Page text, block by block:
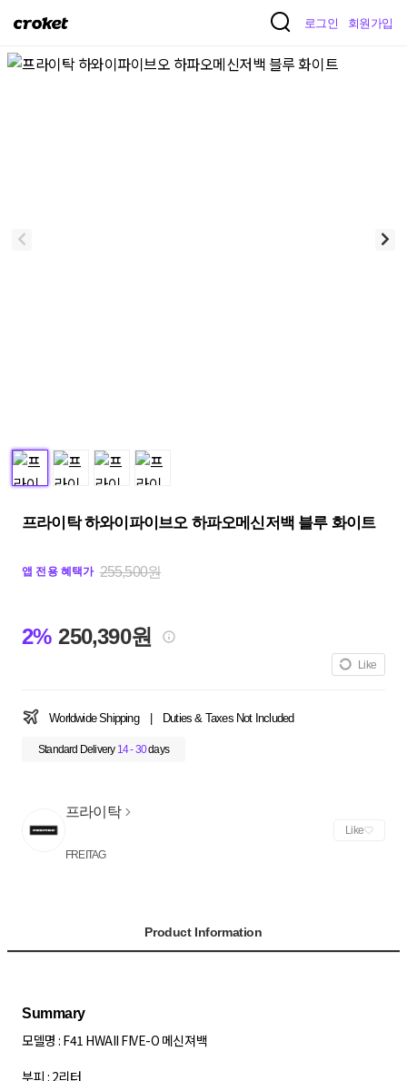
크
켓
로그인 회원가입
프라이탁 하와이파이브오 하파오메신저백 블루 화이트
앱 전용 혜택가 255,500원
2% 250,390원
Like
Worldwide Shipping Duties & Taxes Not Included
Standard Delivery 14 - 30days
프라이탁
FREITAG
Like
Product Information
Summary
모델명 : F41 HWAII FIVE-O 메신져백
부피 : 2리터